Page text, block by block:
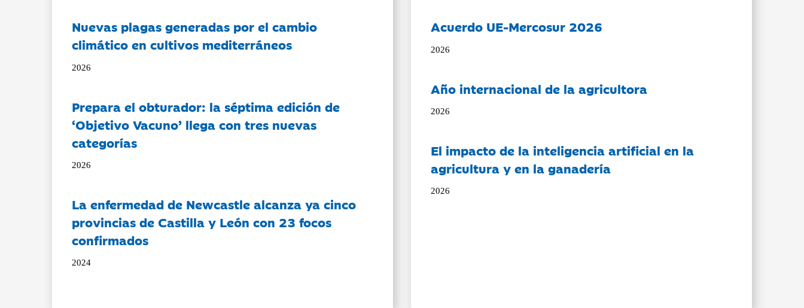
Nuevas plagas generadas por el cambio
climático en cultivos mediterráneos
2026
Prepara el obturador: la séptima edición de
‘Objetivo Vacuno’ llega con tres nuevas
categorías
2026
La enfermedad de Newcastle alcanza ya cinco
provincias de Castilla y León con 23 focos
confirmados
2024
Acuerdo UE-Mercosur 2026
2026
Año internacional de la agricultora
2026
El impacto de la inteligencia artificial en la
agricultura y en la ganadería
2026